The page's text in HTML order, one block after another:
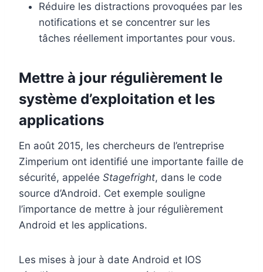
Réduire les distractions provoquées par les
notifications et se concentrer sur les
tâches réellement importantes pour vous.
Mettre à jour régulièrement le
système d’exploitation et les
applications
En août 2015, les chercheurs de l’entreprise
Zimperium ont identifié une importante faille de
sécurité, appelée Stagefright, dans le code
source d’Android. Cet exemple souligne
l’importance de mettre à jour régulièrement
Android et les applications.
Les mises à jour à date Android et IOS